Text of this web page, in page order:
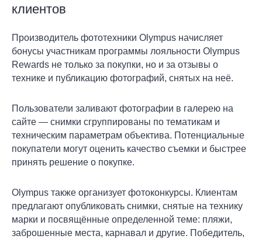
клиентов
Производитель фототехники Olympus начисляет
бонусы участникам программы лояльности Olympus
Rewards не только за покупки, но и за отзывы о
технике и публикацию фотографий, снятых на неё.
Пользователи заливают фотографии в галерею на
сайте — снимки сгруппированы по тематикам и
техническим параметрам объектива. Потенциальные
покупатели могут оценить качество съемки и быстрее
принять решение о покупке.
Olympus также организует фотоконкурсы. Клиентам
предлагают опубликовать снимки, снятые на технику
марки и посвящённые определенной теме: пляжи,
заброшенные места, карнавал и другие. Победитель,